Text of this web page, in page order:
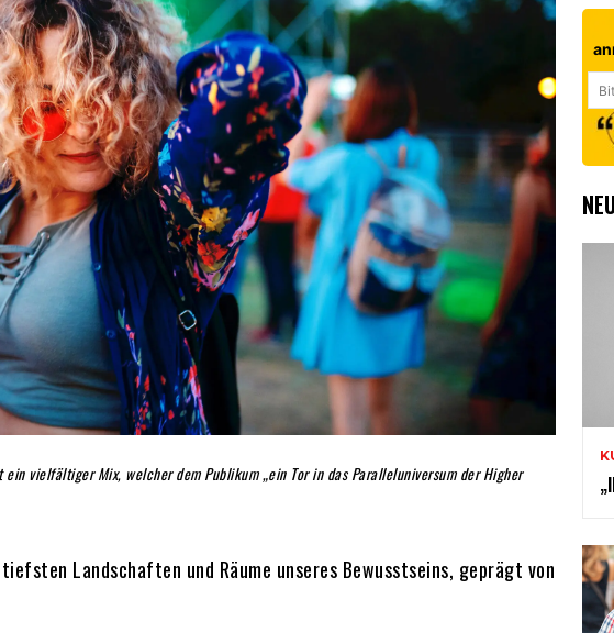
vielfältiger Mix, welcher dem Publikum „ein Tor in das Paralleluniversum der Higher
Landschaften und Räume unseres Bewusstseins, geprägt von